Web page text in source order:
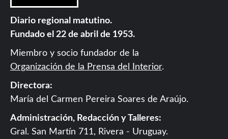
Diario regional matutino.
Fundado el 22 de abril de 1953.
Miembro y socio fundador de la
Organización de la Prensa del Interior.
Directora:
María del Carmen Pereira Soares de Araújo.
Administración, Redacción y Talleres:
Gral. San Martín 711, Rivera - Uruguay.